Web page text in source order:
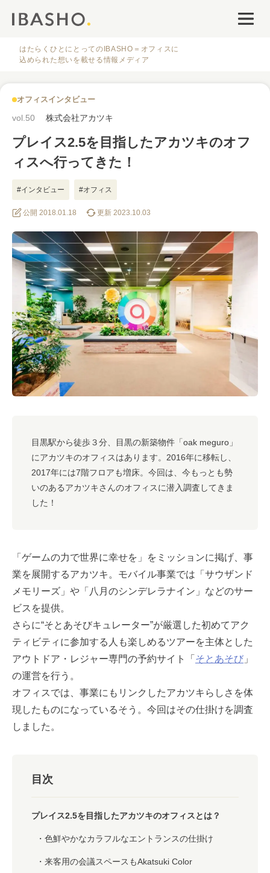
ファシリティナレッジ
IBASHOについて
人気のタグ
#オフィス #インタビュー #ファシリティ #デザイン #事例
#働き方 #特集 #レイアウト #オフィス移転 #その他
#キャリア #ノウハウ #内装 #おしゃれオフィス #メリット
#こだわりオフィス #コスト #コミュニケーション
#フリーアドレス #ブランディング
はたらくひとにとってのIBASHO＝オフィスに
込められた想いを載せる情報メディア
オフィスインタビュー
vol.50 株式会社アカツキ
プレイス2.5を目指したアカツキのオフ
ィスへ行ってきた！
#インタビュー #オフィス
公開 2018.01.18 更新 2023.10.03
目黒駅から徒歩３分、目黒の新築物件 「oak meguro」
にアカツキのオフィスはあります。2016年に移転し、
2017年には7階フロアも増床。今回は、今もっとも勢
いのあるアカツキさんのオフィスに潜入調査してきま
した！
「ゲームの力で世界に幸せを」をミッションに掲げ、事
業を展開するアカツキ。モバイル事業では「サウザンド
メモリーズ」や「八月のシンデレラナイン」などのサー
ビスを提供。
さらに“そとあそびキュレーター”が厳選した初めてアク
ティビティに参加する人も楽しめるツアーを主体とした
アウトドア・レジャー専門の予約サイト「 そとあそび 」
の運営を行う。
オフィスでは、事業にもリンクしたアカツキらしさを体
現したものになっているそう。今回はその仕掛けを調査
しました。
目次
プレイス2.5を目指したアカツキのオフィスとは？
色鮮やかなカラフルなエントランスの仕掛け
来客用の会議スペースもAkatsuki Color